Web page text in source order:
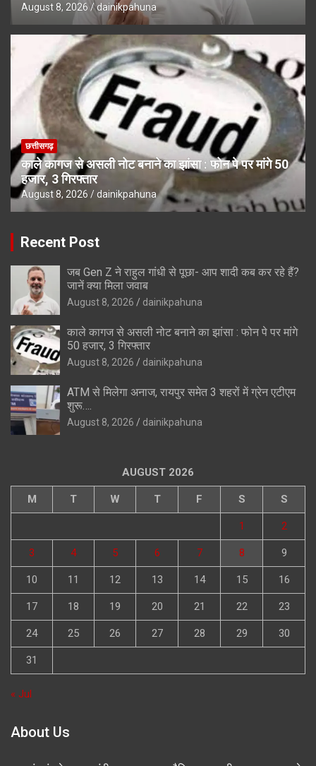
August 8, 2026 dainikpahuna
छत्तीसगढ़
काले कागज से असली नोट बनाने का झांसा : फोन पे पर मांगे 50
हजार, 3 गिरफ्तार
August 8, 2026 dainikpahuna
Recent Post
जब Gen Z ने राहुल गांधी से पूछा- आप शादी कब कर रहे हैं?
जानें क्या मिला जवाब
August 8, 2026 dainikpahuna
काले कागज से असली नोट बनाने का झांसा : फोन पे पर मांगे
50 हजार, 3 गिरफ्तार
August 8, 2026 dainikpahuna
ATM से मिलेगा अनाज, रायपुर समेत 3 शहरों में ग्रेन एटीएम
शुरू….
August 8, 2026 dainikpahuna
AUGUST 2026
M T W T F S S
1 2
3 4 5 6 7 8 9
10 11 12 13 14 15 16
17 18 19 20 21 22 23
24 25 26 27 28 29 30
31
« Jul
About Us